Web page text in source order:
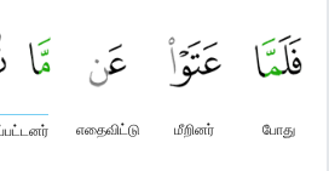
போது
மீறினர்
எதைவிட்டு